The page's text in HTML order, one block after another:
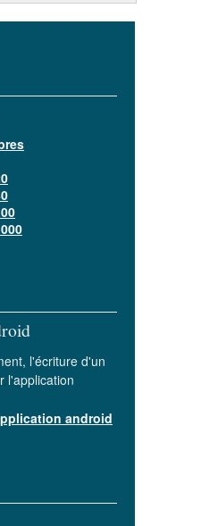
l'écriture d'un
l'application
android